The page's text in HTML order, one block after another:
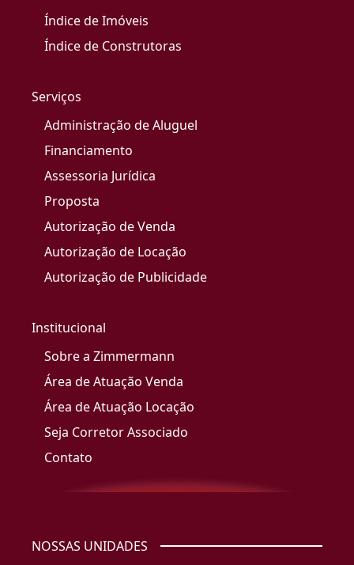
Índice de Imóveis
Índice de Construtoras
Serviços
Administração de Aluguel
Financiamento
Assessoria Jurídica
Proposta
Autorização de Venda
Autorização de Locação
Autorização de Publicidade
Institucional
Sobre a Zimmermann
Área de Atuação Venda
Área de Atuação Locação
Seja Corretor Associado
Contato
NOSSAS UNIDADES